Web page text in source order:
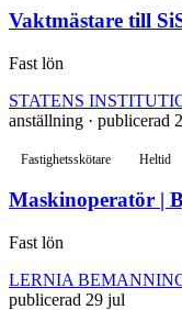
Vaktmästare till
Fast lön
STATENS
anställning · publicerad
Fastighetsskötare Heltid
Maskinoperatör |
Fast lön
LERNIA
publicerad 29 jul